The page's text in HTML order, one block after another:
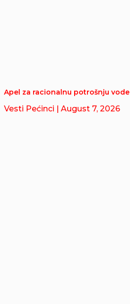
Apel za racionalnu potrošnju vode
Vesti Pećinci | August 7, 2026